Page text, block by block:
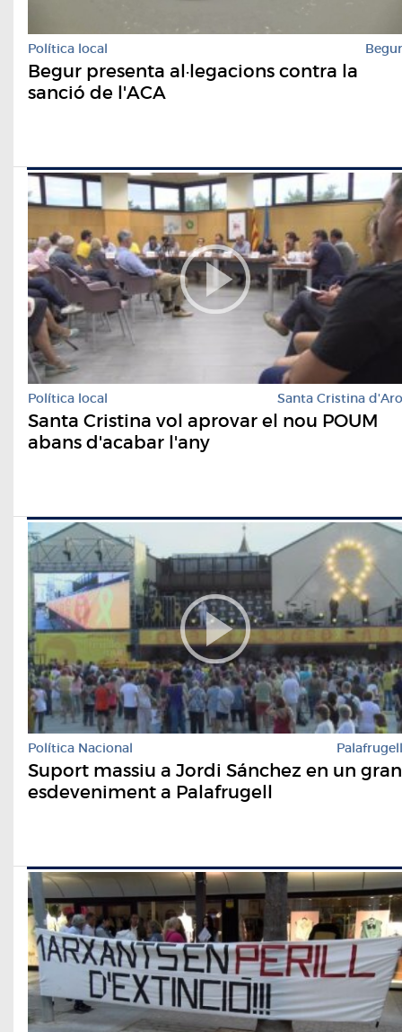
Política local Begur
Begur presenta al·legacions contra la
sanció de l'ACA
Política local Santa Cristina d'Aro
Santa Cristina vol aprovar el nou POUM
abans d'acabar l'any
Política Nacional Palafrugell
Suport massiu a Jordi Sánchez en un gran
esdeveniment a Palafrugell